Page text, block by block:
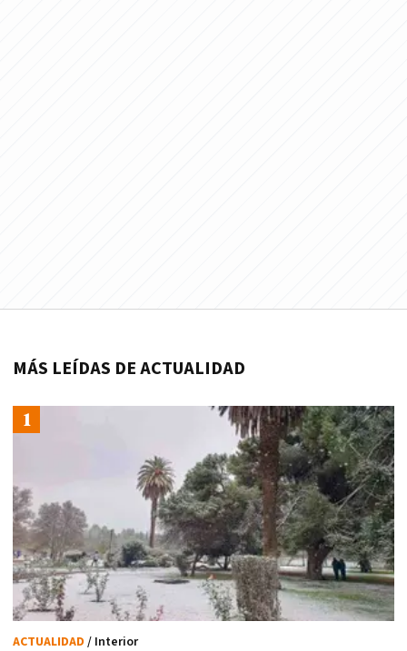
MÁS LEÍDAS DE ACTUALIDAD
ACTUALIDAD / Interior